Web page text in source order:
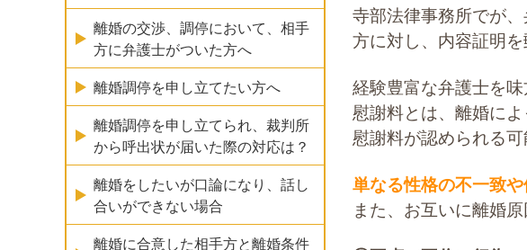
寺部法律事務所でが
方に対し、内容証明
経験豊富な弁護士を味
慰謝料とは、離婚によ
慰謝料が認められる
単なる性格の不一致
また、お互いに離婚
離婚の交渉、調停において、相手
方に弁護士がついた方へ
離婚調停を申し立てたい方へ
離婚調停を申し立てられ、裁判所
から呼出状が届いた際の対応は？
離婚をしたいが口論になり、話し
合いができない場合
離婚に合意した相手方と離婚条件